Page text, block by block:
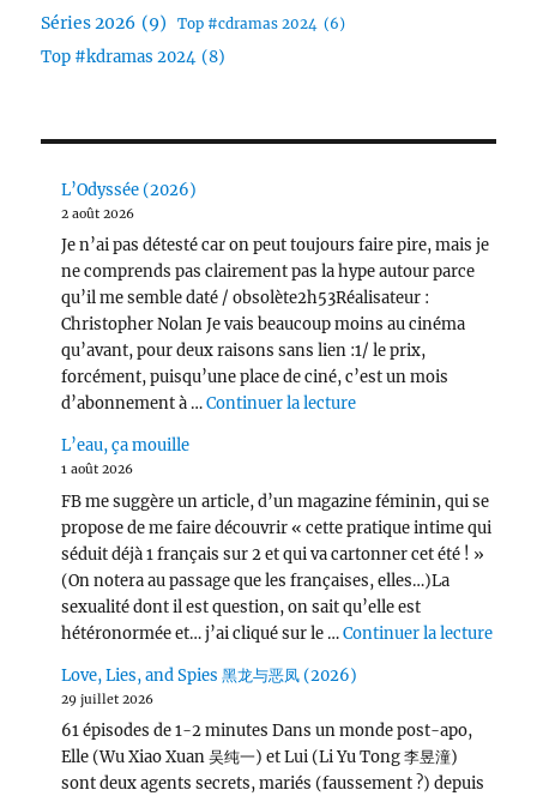
Séries 2026 (9) Top #cdramas 2024 (6)
Top #kdramas 2024 (8)
L’Odyssée (2026)
2 août 2026
Je n’ai pas détesté car on peut toujours faire pire, mais je
ne comprends pas clairement pas la hype autour parce
qu’il me semble daté / obsolète2h53Réalisateur :
Christopher Nolan Je vais beaucoup moins au cinéma
qu’avant, pour deux raisons sans lien :1/ le prix,
forcément, puisqu’une place de ciné, c’est un mois
d’abonnement à …Continuer la lecturede « L’Odyssée (2026)
L’eau, ça mouille
1 août 2026
FB me suggère un article, d’un magazine féminin, qui se
propose de me faire découvrir « cette pratique intime qui
séduit déjà 1 français sur 2 et qui va cartonner cet été ! »
(On notera au passage que les françaises, elles…)La
sexualité dont il est question, on sait qu’elle est
hétéronormée et… j’ai cliqué sur le …Continuer la lecturede «
Love, Lies, and Spies 黑龙与恶凤 (2026)
29 juillet 2026
61 épisodes de 1-2 minutes Dans un monde post-apo,
Elle (Wu Xiao Xuan 吴纯一) et Lui (Li Yu Tong 李昱潼)
sont deux agents secrets, mariés (faussement ?) depuis